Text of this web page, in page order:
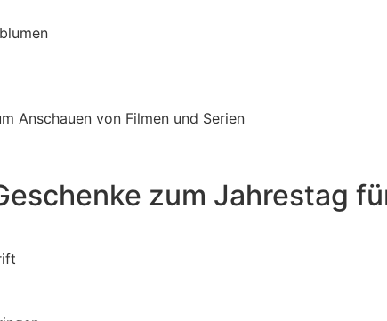
Anschauen von Filmen und Serien
zum Jahrestag